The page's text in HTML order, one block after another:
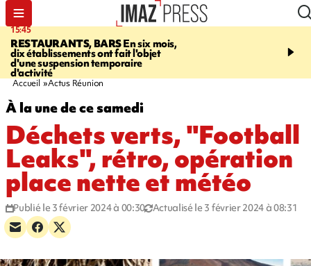
15:45
RESTAURANTS, BARSEn six mois,
dix établissements ont fait l'objet
d'une suspension temporaire
d'activité
17:17
Angeles, un homme vit
Accueil Actus Réunion
À la une de ce samedi
Déchets verts, "Football
Leaks", rétro, opération
place nette et météo
Publié le 3 février 2024 à 00:30 Actualisé le 3 février 2024 à 08:31